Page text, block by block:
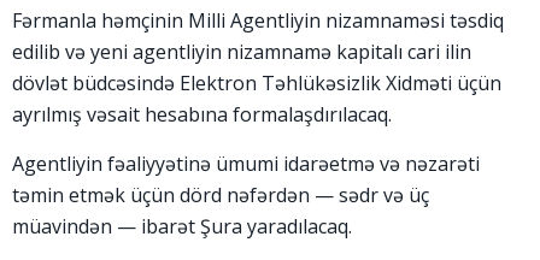
Fərmanla həmçinin Milli Agentliyin nizamnaməsi təsdiq
edilib və yeni agentliyin nizamnamə kapitalı cari ilin
dövlət büdcəsində Elektron Təhlükəsizlik Xidməti üçün
ayrılmış vəsait hesabına formalaşdırılacaq.
Agentliyin fəaliyyətinə ümumi idarəetmə və nəzarəti
təmin etmək üçün dörd nəfərdən — sədr və üç
müavindən — ibarət Şura yaradılacaq.